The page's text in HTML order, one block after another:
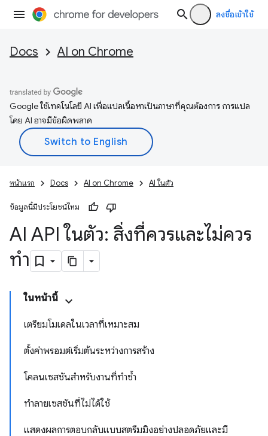
ลงชื่อเข้าใช้
Docs AI on Chrome
Google ใช้เทคโนโลยี AI เพื่อแปลเนื้อหาเป็นภาษาที่คุณต้องการ การแปล
โดย AI อาจมีข้อผิดพลาด
หน้าแรก Docs AI on Chrome AI ในตัว
ข้อมูลนี้มีประโยชน์ไหม
AI API ในตัว: สิ่งที่ควรและไม่ควร
ทำ
ในหน้านี้
เตรียมโมเดลในเวลาที่เหมาะสม
ตั้งค่าพรอมต์เริ่มต้นระหว่างการสร้าง
โคลนเซสชันสำหรับงานที่ทำซ้ำ
ทำลายเซสชันที่ไม่ได้ใช้
แสดงผลการตอบกลับแบบสตรีมมิงอย่างปลอดภัยและมี